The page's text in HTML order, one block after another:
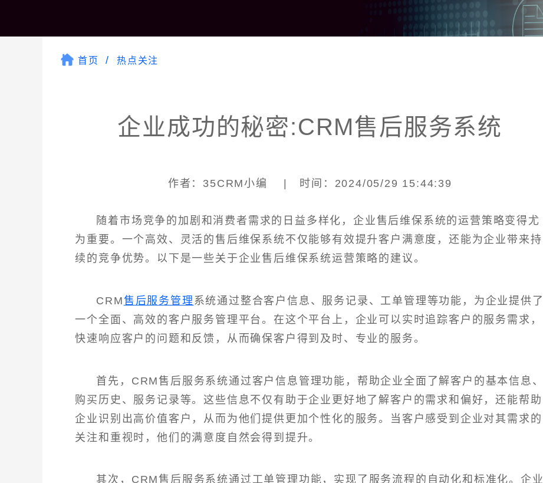
首页 热点关注
企业成功的秘密:CRM售后服务系统
作者：35CRM小编 | 时间：2024/05/29 15:44:39
随着市场竞争的加剧和消费者需求的日益多样化，企业售后维保系统的运营策略变得尤
为重要。一个高效、灵活的售后维保系统不仅能够有效提升客户满意度，还能为企业带来持
续的竞争优势。以下是一些关于企业售后维保系统运营策略的建议。
CRM售后服务管理 系统通过整合客户信息、服务记录、工单管理等功能，为企业提供了
一个全面、高效的客户服务管理平台。在这个平台上，企业可以实时追踪客户的服务需求，
快速响应客户的问题和反馈，从而确保客户得到及时、专业的服务。
首先，CRM售后服务系统通过客户信息管理功能，帮助企业全面了解客户的基本信息、
购买历史、服务记录等。这些信息不仅有助于企业更好地了解客户的需求和偏好，还能帮助
企业识别出高价值客户，从而为他们提供更加个性化的服务。当客户感受到企业对其需求的
关注和重视时，他们的满意度自然会得到提升。
其次，CRM售后服务系统通过工单管理功能，实现了服务流程的自动化和标准化。企业